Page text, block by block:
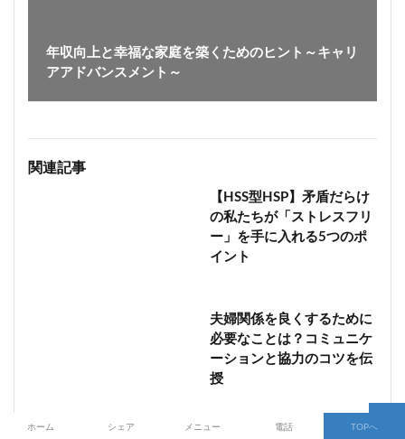
年収向上と幸福な家庭を築くためのヒント～キャリ
アアドバンスメント～
関連記事
【HSS型HSP】矛盾だらけ
の私たちが「ストレスフリ
ー」を手に入れる5つのポ
イント
夫婦関係を良くするために
必要なことは？コミュニケ
ーションと協力のコツを伝
授
ホーム シェア メニュー 電話 TOPへ